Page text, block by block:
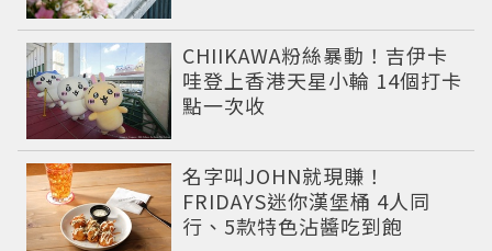
CHIIKAWA粉絲暴動！吉伊卡
哇登上香港天星小輪 14個打卡
點一次收
名字叫JOHN就現賺！
FRIDAYS迷你漢堡桶 4人同
行、5款特色沾醬吃到飽